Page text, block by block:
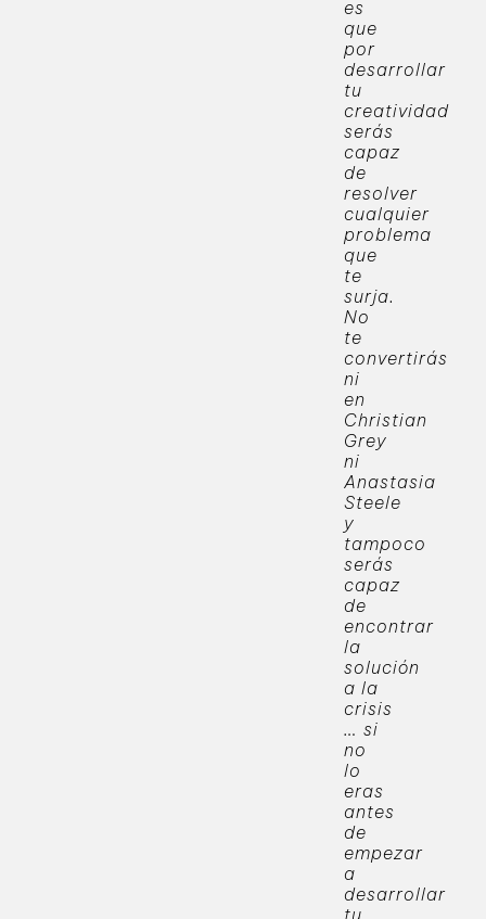
es
que
por
desarrollar
tu
creatividad
serás
capaz
de
resolver
cualquier
problema
que
te
surja.
No
te
convertirás
ni
en
Christian
Grey
ni
Anastasia
Steele
y
tampoco
serás
capaz
de
encontrar
la
solución
a la
crisis
… si
no
lo
eras
antes
de
empezar
a
desarrollar